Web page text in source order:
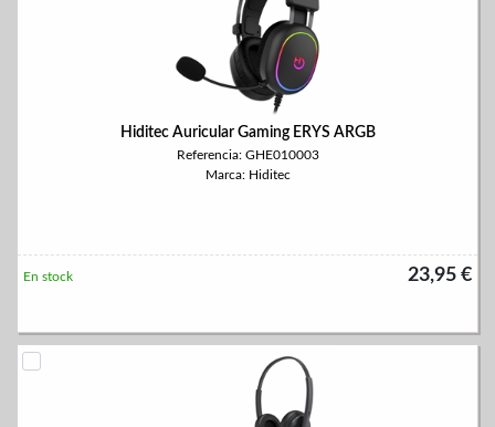
Hiditec Auricular Gaming ERYS ARGB
Referencia: GHE010003
Marca: Hiditec
23,95 €
En stock